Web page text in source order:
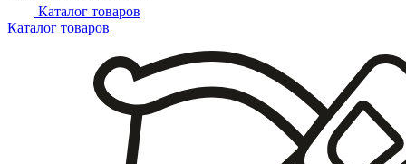
Каталог товаров
Каталог товаров